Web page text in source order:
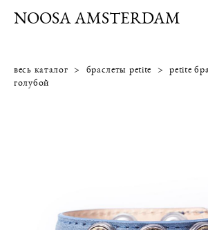
NOOSA AMSTERDAM
весь каталог > браслеты petite >
petite
голубой